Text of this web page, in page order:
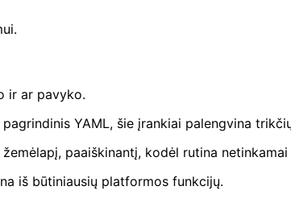
ir ar pavyko.
YAML, šie įrankiai palengvina
paaiškinantį, kodėl rutina netinkamai
iš būtiniausių platformos funkcijų.